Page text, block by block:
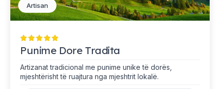
Artisan
Punime Dore Tradita
Artizanat tradicional me punime unike të dorës,
mjeshtërisht të ruajtura nga mjeshtrit lokalë.